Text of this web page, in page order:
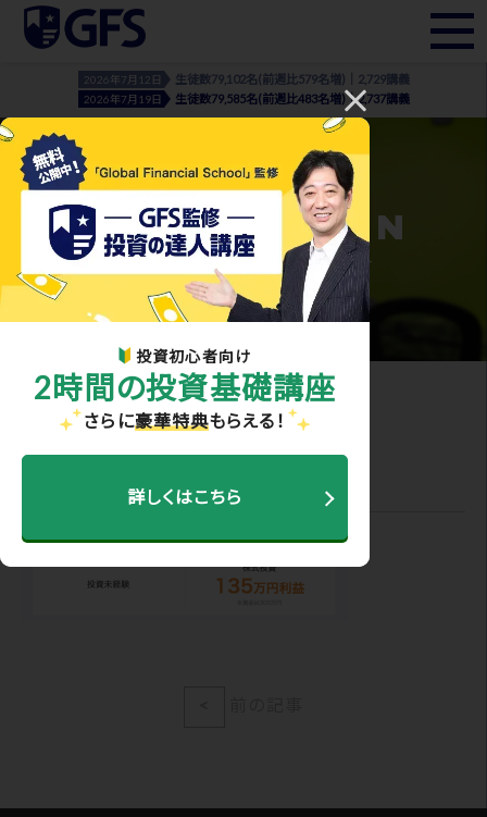
2026年7月12日 生徒数79,102名(前週比579名増)｜2,729講義
2026年7月19日 生徒数79,585名(前週比483名増)｜2,737講義
投資初心者向け
2時間の投資基礎講座
さらに豪華特典もらえる！
詳しくはこちら
INFORMATION
- お知らせ・メディア実績 -
ホーム>お知らせ・メディア実績> 生徒さんBA1
2025.11.05